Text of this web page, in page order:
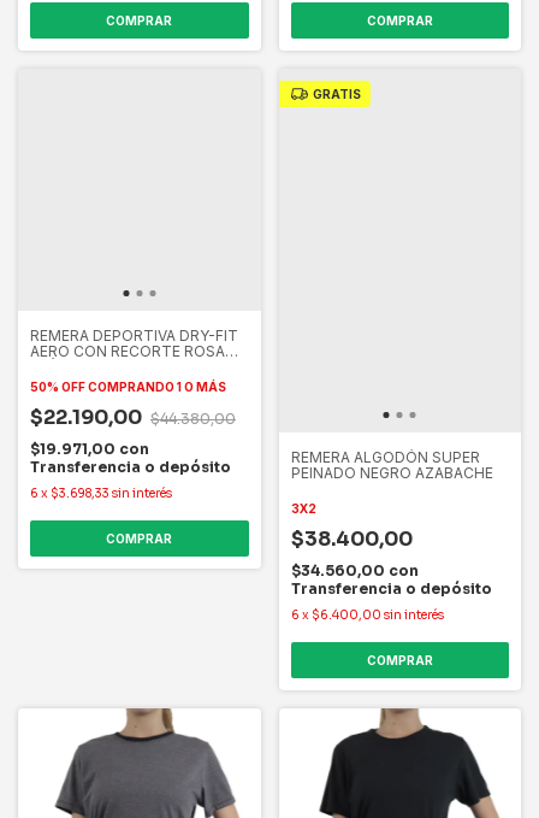
COMPRAR COMPRAR
REMERA DEPORTIVA DRY-FIT
AERO CON RECORTE ROSA
50% OFFCOMPRANDO 1 O MÁS
$22.190,00 $44.380,00
$19.971,00 con
Transferencia o depósito
6 x $3.698,33 sin interés
COMPRAR
GRATIS
REMERA ALGODÓN SUPER
PEINADO NEGRO AZABACHE
3X2
$38.400,00
$34.560,00 con
Transferencia o depósito
6 x $6.400,00 sin interés
COMPRAR